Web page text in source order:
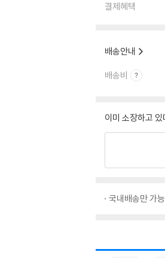
결제혜택
배송안내
배송비
이미 소장하고
국내배송만 가능